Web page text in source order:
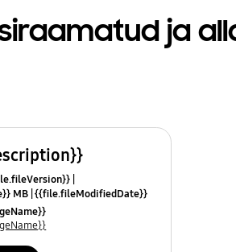
ja
MB {{file.fileModifiedDate}}